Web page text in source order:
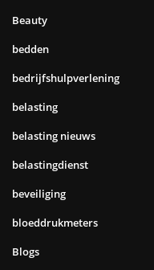
Beauty
bedden
bedrijfshulpverlening
belasting
belasting nieuws
belastingdienst
beveiliging
bloeddrukmeters
Blogs